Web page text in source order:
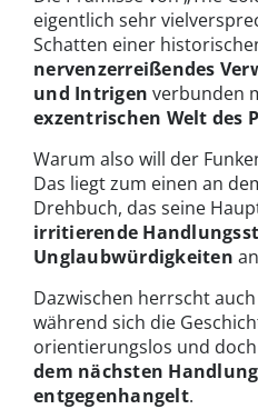
eigentlich sehr
Schatten einer
nervenzerreißendes
und Intrigen verbunden
exzentrischen Welt des
Warum also will der
Das liegt zum einen an
Drehbuch, das seine
irritierende
Unglaubwürdigkeiten
Dazwischen herrscht
während sich die
orientierungslos und
dem nächsten
entgegenhangelt.